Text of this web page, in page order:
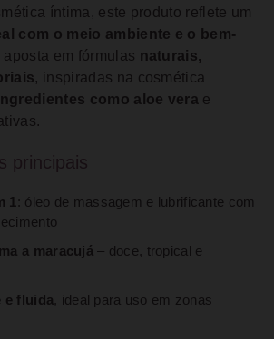
íntima, este produto reflete um
com o meio ambiente e o bem-
aposta em fórmulas naturais,
, inspiradas na cosmética
como aloe vera e
principais
1
: óleo de massagem e lubrificante com
a maracujá – doce, tropical e
e fluida, ideal para uso em zonas